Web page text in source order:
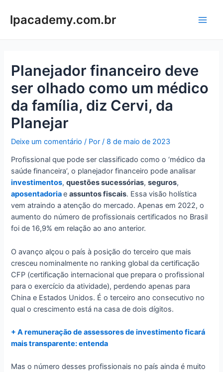
paralpacademy.com.br
Planejador financeiro deve
ser olhado como um médico
da família, diz Cervi, da
Planejar
Deixe um comentário / Por/ 8 de maio de 2023
Profissional que pode ser classificado como o ‘médico da
saúde financeira’, o planejador financeiro pode analisar
investimentos,questões sucessórias,seguros,
aposentadoriaeassuntos fiscais. Essa visão holística
vem atraindo a atenção do mercado. Apenas em 2022, o
aumento do número de profissionais certificados no Brasil
foi de 16,9% em relação ao ano anterior.
O avanço alçou o país à posição do terceiro que mais
cresceu nominalmente no ranking global da certificação
CFP (certificação internacional que prepara o profissional
para o exercício da atividade), perdendo apenas para
China e Estados Unidos. É o terceiro ano consecutivo no
qual o crescimento está na casa de dois dígitos.
+ A remuneração de assessores de investimento ficará
mais transparente: entenda
Mas o número desses profissionais no país ainda é muito